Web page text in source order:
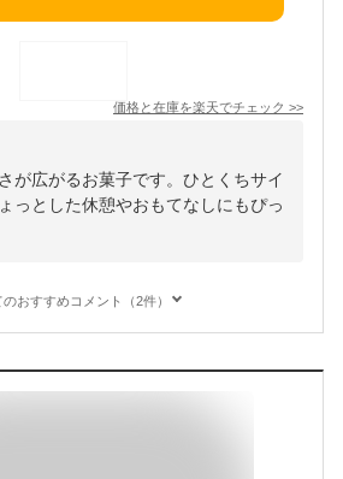
価格と在庫を楽天でチェック >>
が広がるお菓子です。ひとくちサイ
っとした休憩やおもてなしにもぴっ
のおすすめコメント（2件）